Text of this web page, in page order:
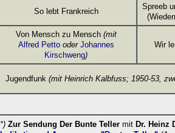
So lebt Frankreich
Spreeb
Von Mensch zu Mensch (mit
Alfred Petto oder Johannes
Kirschweng)
Wir
Jugendfunk (mit Heinrich Kalbfuss; 1950-53,
*) Zur Sendung Der Bunte Teller mit Dr. Heinz